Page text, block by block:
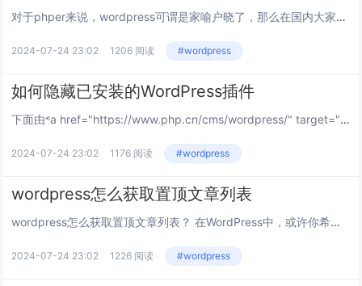
对于phper来说，wordpress可谓是家喻户晓了，那么在国内大家想用wordpress中文主题在哪里找？哪种wordpress中文主题好呢？下面就由wordpress主题栏目给大家推荐几款免费好用的wordpress中文主题模板，希望...
2024-07-24 23:02 1206 阅读 #wordpress
如何隐藏已安装的WordPress插件
下面由˂a href="https://www.php.cn/cms/wordpress/" target="_blank">wordpress入门教程栏目给大家介绍隐藏已安装的wordpress插件的方法，希望对需要的朋友有所帮助！...
2024-07-24 23:02 1176 阅读 #wordpress
wordpress怎么获取置顶文章列表
wordpress怎么获取置顶文章列表？ 在WordPress中，或许你希望调用设置好的指定文章列表，这一功能如何实现呢？下文就介绍实现方法，大家参考使用吧 推荐：《WordPress教程》 首先，你需要了解query...
2024-07-24 23:02 1226 阅读 #wordpress